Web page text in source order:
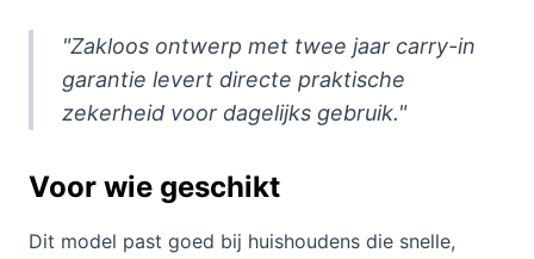
"Zakloos ontwerp met twee jaar carry-in
garantie levert directe praktische
zekerheid voor dagelijks gebruik."
Voor wie geschikt
Dit model past goed bij huishoudens die snelle,